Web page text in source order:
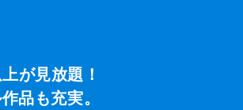
が見放題！
品も充実。